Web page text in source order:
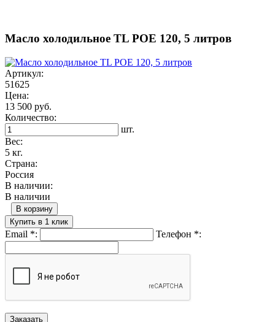
Масло холодильное TL POE 120, 5 литров
Артикул:
51625
Цена:
13 500 руб.
Количество:
шт.
Вес:
5 кг.
Страна:
Россия
В наличии:
В наличии
В корзину
Купить в 1 клик
Email *: Телефон *: